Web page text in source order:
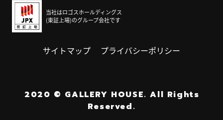
当社はロゴスホールディングス
(東証上場)のグループ会社です
サイトマップ プライバシーポリシー
2020 © GALLERY HOUSE. All Rights
Reserved.